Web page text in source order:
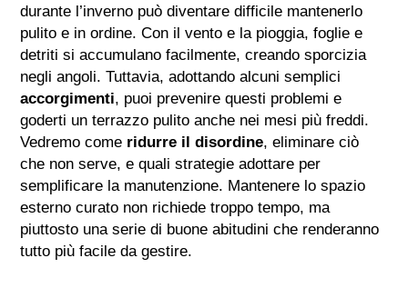
durante l’inverno può diventare difficile mantenerlo
pulito e in ordine. Con il vento e la pioggia, foglie e
detriti si accumulano facilmente, creando sporcizia
negli angoli. Tuttavia, adottando alcuni semplici
accorgimenti, puoi prevenire questi problemi e
goderti un terrazzo pulito anche nei mesi più freddi.
Vedremo come ridurre il disordine, eliminare ciò
che non serve, e quali strategie adottare per
semplificare la manutenzione. Mantenere lo spazio
esterno curato non richiede troppo tempo, ma
piuttosto una serie di buone abitudini che renderanno
tutto più facile da gestire.